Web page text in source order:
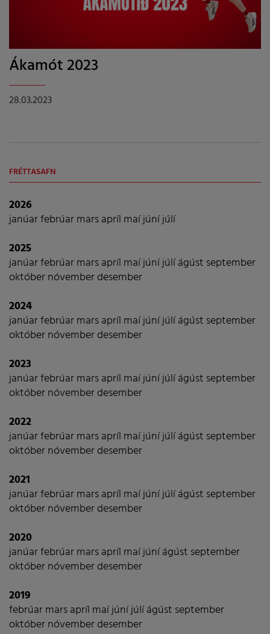
Ákamót 2023
28.03.2023
FRÉTTASAFN
2026
janúarfebrúarmarsapríl maíjúníjúlí
2025
janúarfebrúarmarsapríl maíjúníjúlíágúst september
októbernóvemberdesember
2024
janúarfebrúarmarsapríl maíjúníjúlíágúst september
októbernóvemberdesember
2023
janúarfebrúarmarsapríl maíjúníjúlíágúst september
októbernóvemberdesember
2022
janúarfebrúarmarsapríl maíjúníjúlíágúst september
októbernóvemberdesember
2021
janúarfebrúarmarsapríl maíjúníjúlíágúst september
októbernóvemberdesember
2020
janúarfebrúarmarsapríl maíjúníágúst september
októbernóvemberdesember
2019
febrúarmarsapríl maíjúníjúlíágúst september
októbernóvemberdesember